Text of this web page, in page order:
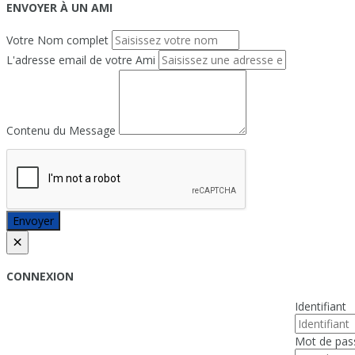
ENVOYER À UN AMI
Votre Nom complet
L'adresse email de votre Ami
Contenu du Message
Envoyer
×
CONNEXION
Identifiant
Mot de